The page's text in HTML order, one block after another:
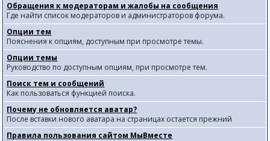
Обращения к модераторам и жалобы на сообщения
Где найти список модераторов и администраторов форума.
Опции тем
Пояснения к опциям, доступным при просмотре темы.
Опции темы
Руководство по доступным опциям, при просмотре тем.
Поиск тем и сообщений
Как пользоваться функцией поиска.
Почему не обновляется аватар?
После вставки нового аватара на страницах остается прежний
Правила пользования сайтом МыВместе